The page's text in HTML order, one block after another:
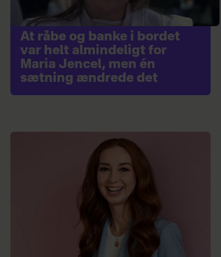
At råbe og banke i bordet
var helt almindeligt for
Maria Jencel, men én
sætning ændrede det